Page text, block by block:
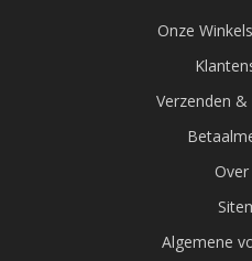
Onze
Verzenden
Algemene